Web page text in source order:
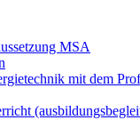
MSA
mit dem